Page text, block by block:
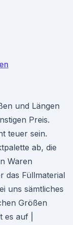
und Längen
Preis.
teuer sein.
ab, die
Waren
das Füllmaterial
uns sämtliches
Größen
auf |